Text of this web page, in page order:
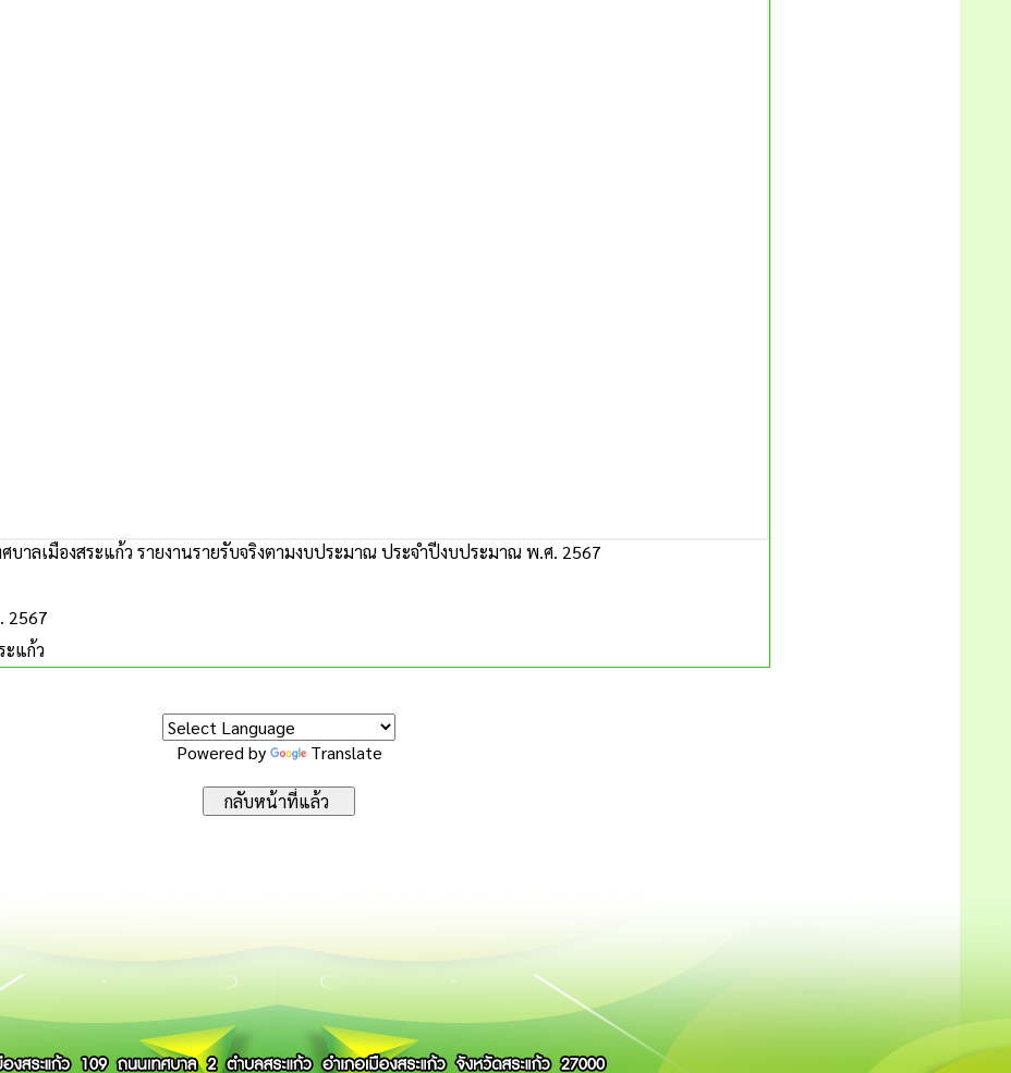
ศบาลเมืองสระแก้ว รายงานรายรับจริงตามงบประมาณ ประจำปีงบประมาณ พ.ศ. 2567
2567
ะแก้ว
Powered by Translate